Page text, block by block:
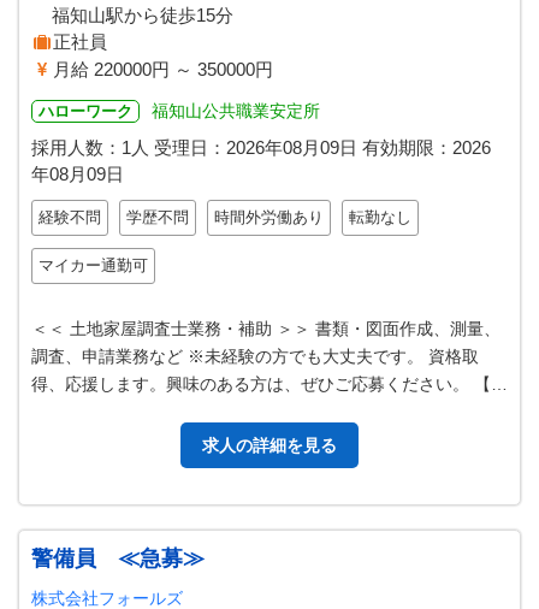
福知山駅から徒歩15分
正社員
月給 220000円 ～ 350000円
ハローワーク 福知山公共職業安定所
採用人数：1人 受理日： 2026年08月09日 有効期限： 2026
年08月09日
経験不問 学歴不問 時間外労働あり 転勤なし
マイカー通勤可
＜＜ 土地家屋調査士業務・補助 ＞＞ 書類・図面作成、測量、
調査、申請業務など ※未経験の方でも大丈夫です。 資格取
得、応援します。興味のある方は、ぜひご応募ください。 【従
求人の詳細を見る
警備員 ≪急募≫
株式会社フォールズ